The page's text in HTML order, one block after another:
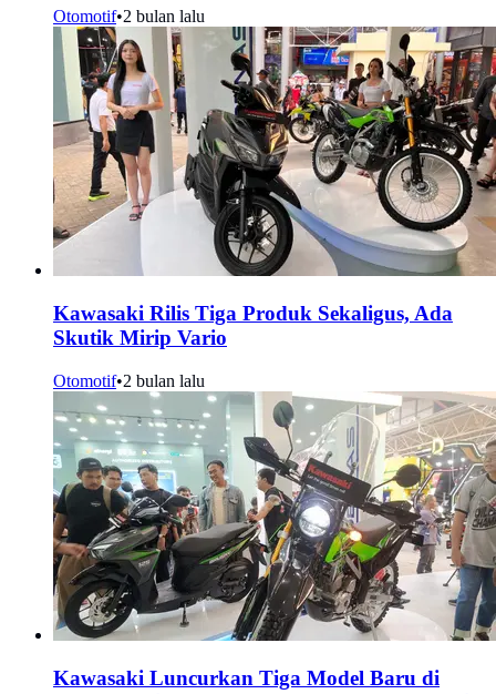
Otomotif•2 bulan lalu
Kawasaki Rilis Tiga Produk Sekaligus, Ada
Skutik Mirip Vario
Otomotif•2 bulan lalu
Kawasaki Luncurkan Tiga Model Baru di